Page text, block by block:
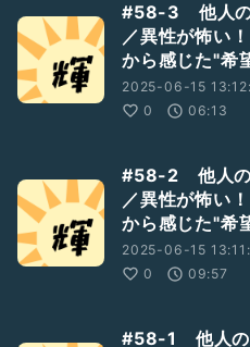
#58-3 他人の
／異性が怖い
から感じた"希
2025-06-15
0
06:13
#58-2 他人の
／異性が怖い
から感じた"希
2025-06-15
0
09:57
#58-1 他人の